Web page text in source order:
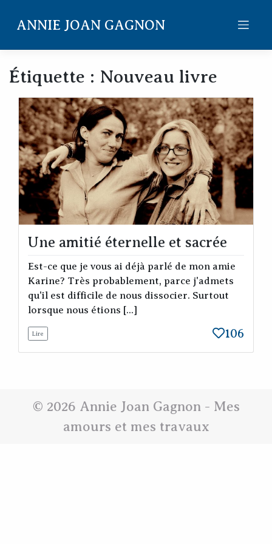
contentANNIE JOAN GAGNON
Étiquette : Nouveau livre
Une amitié éternelle et sacrée
Est-ce que je vous ai déjà parlé de mon amie
Karine? Très probablement, parce j'admets
qu'il est difficile de nous dissocier. Surtout
lorsque nous étions [...]
Lire 106
© 2026 Annie Joan Gagnon - Mes
amours et mes travaux